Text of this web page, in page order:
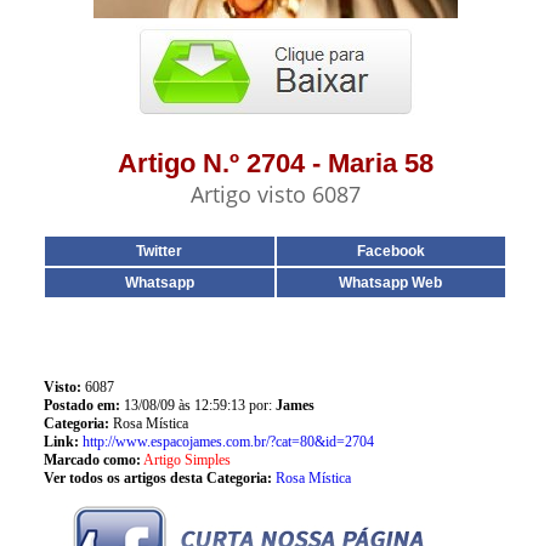
Artigo N.º 2704 - Maria 58
Artigo visto 6087
Twitter
Facebook
Whatsapp
Whatsapp Web
Visto: 6087
Postado em: 13/08/09 às 12:59:13 por: James
Categoria: Rosa Mística
Link: http://www.espacojames.com.br/?cat=80&id=2704
Marcado como: Artigo Simples
Ver todos os artigos desta Categoria: Rosa Mística